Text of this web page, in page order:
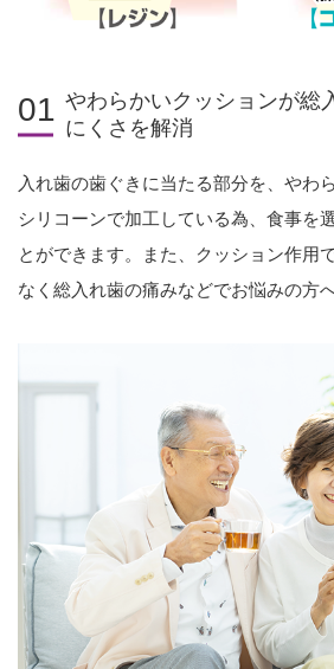
01 やわらかいクッションが総
にくさを解消
入れ歯の歯ぐきに当たる部分を、やわ
シリコーンで加工している為、食事を
とができます。また、クッション作用
なく総入れ歯の痛みなどでお悩みの方